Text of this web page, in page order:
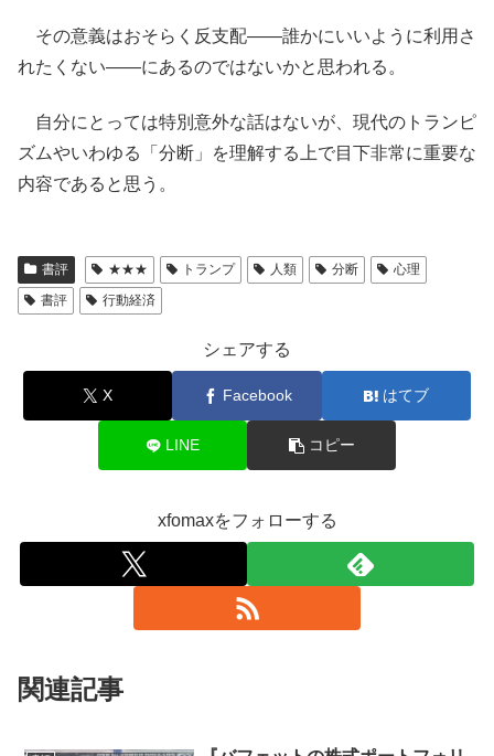
その意義はおそらく反支配――誰かにいいように利用さ
れたくない――にあるのではないかと思われる。
自分にとっては特別意外な話はないが、現代のトランピ
ズムやいわゆる「分断」を理解する上で目下非常に重要な
内容であると思う。
書評 ★★★ トランプ 人類 分断
心理
書評
行動経済
シェアする
X Facebook はてブ
LINE コピー
xfomaxをフォローする
関連記事